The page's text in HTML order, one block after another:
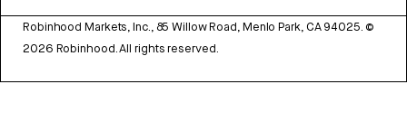
Robinhood Markets, Inc., 85 Willow Road, Menlo Park, CA 94025. ©
2026 Robinhood. All rights reserved.